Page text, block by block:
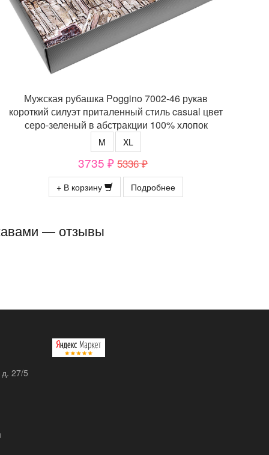
Мужская рубашка Poggino 7002-46 рукав
короткий силуэт приталенный стиль casual цвет
серо-зеленый в абстракции 100% хлопок
M XL
3735 ₽ 5336 ₽
+ В корзину Подробнее
— отзывы
27/5